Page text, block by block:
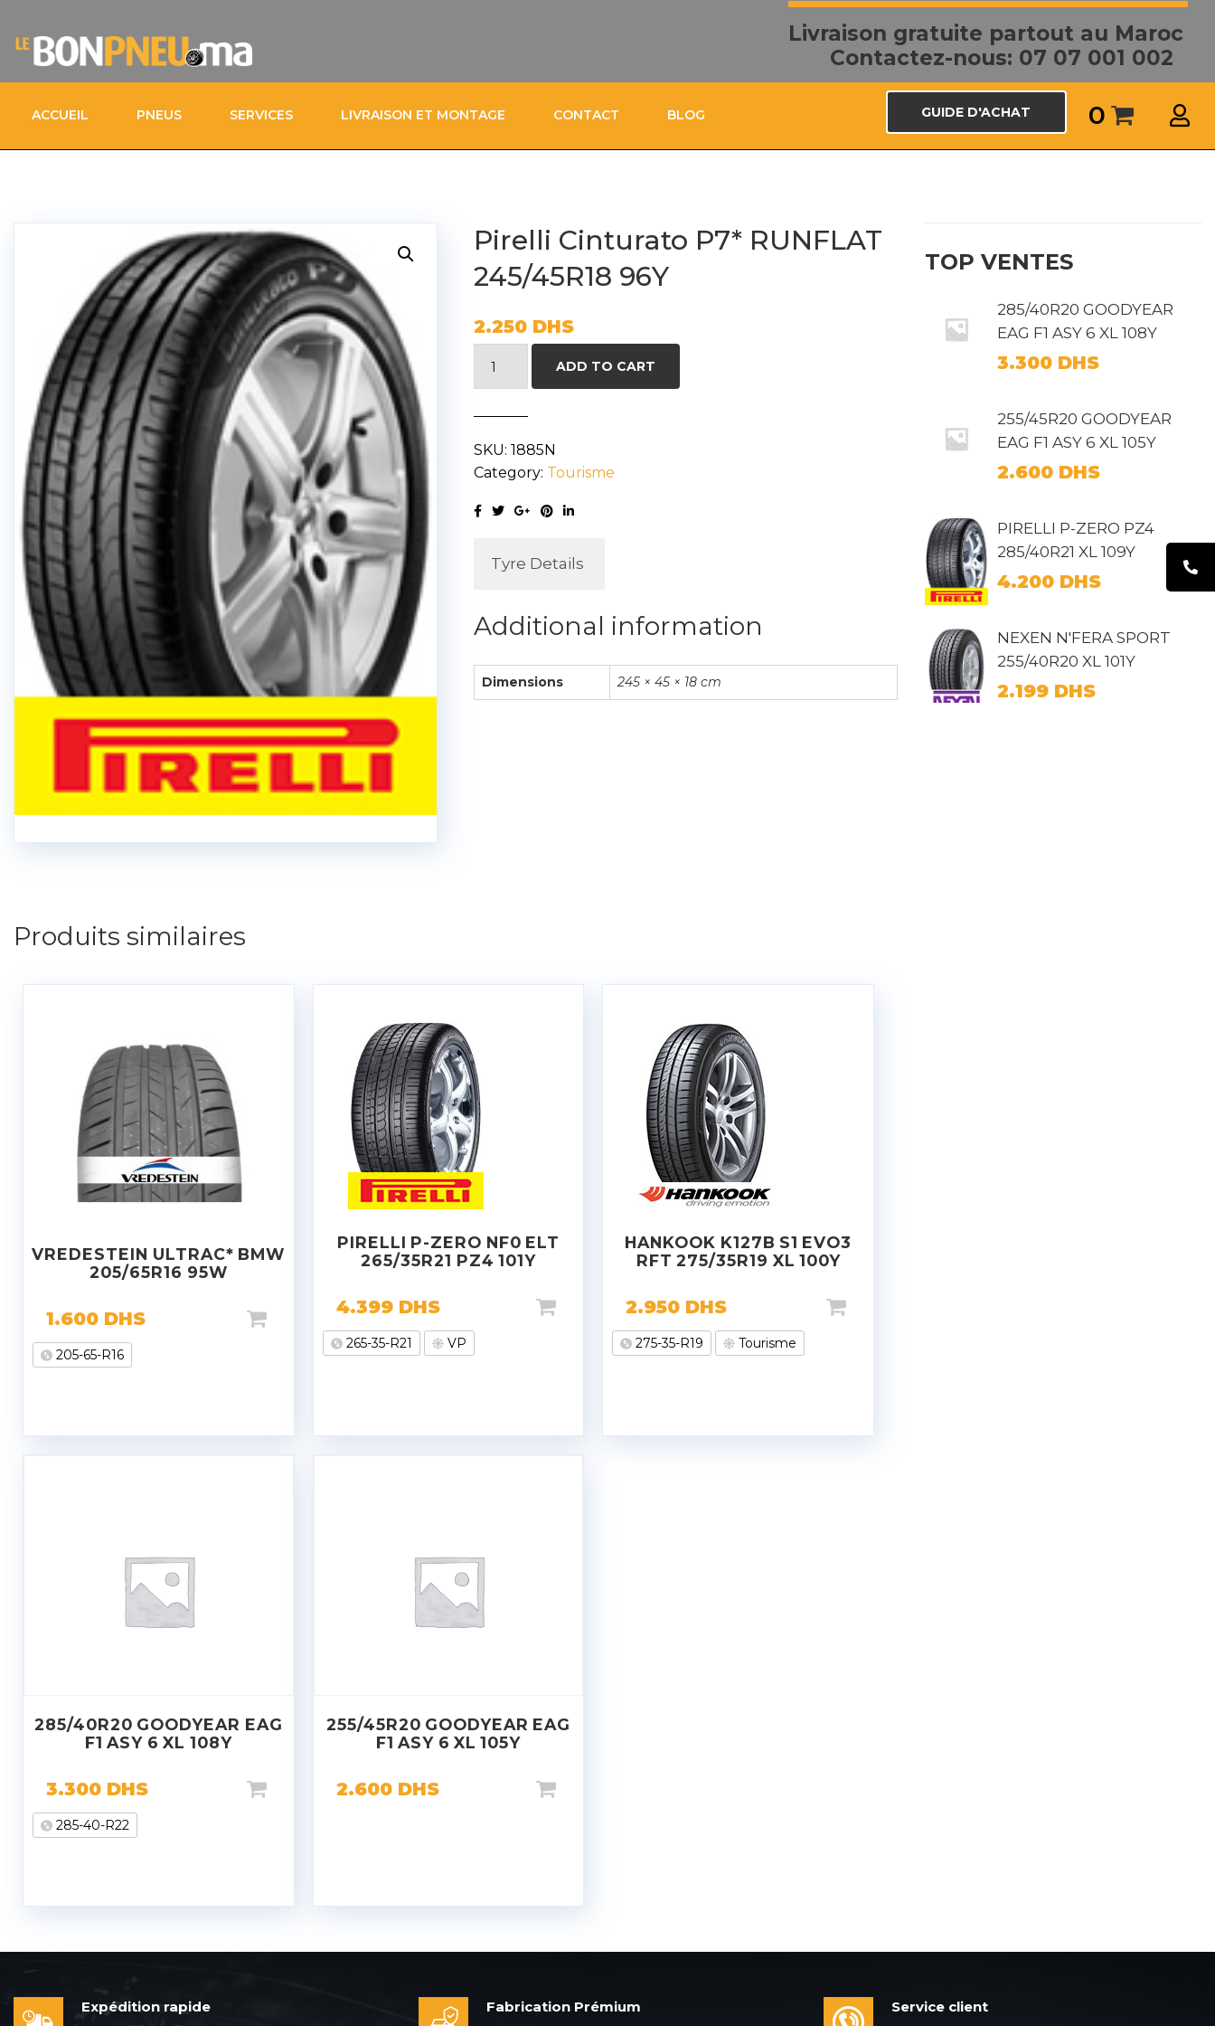
Livraison gratuite partout au Maroc
Contactez-nous: 07 07 001 002
ACCUEIL PNEUS SERVICES LIVRAISON ET MONTAGE CONTACT BLOG GUIDE D'ACHAT 0
Pirelli Cinturato P7* RUNFLAT
245/45R18 96Y
2.250 DHS
245/45R18
96Y
quantity
ADD TO CART
SKU: 1885N
Category: Tourisme
Tyre Details
Additional information
Dimensions 245 × 45 × 18 cm
Produits similaires
VREDESTEIN ULTRAC* BMW
205/65R16 95W
1.600 DHS
205-65-R16
PIRELLI P-ZERO NF0 ELT
265/35R21 PZ4 101Y
4.399 DHS
265-35-R21 VP
HANKOOK K127B S1 EVO3
RFT 275/35R19 XL 100Y
2.950 DHS
275-35-R19 Tourisme
285/40R20 GOODYEAR EAG
F1 ASY 6 XL 108Y
3.300 DHS
285-40-R22
255/45R20 GOODYEAR EAG
F1 ASY 6 XL 105Y
2.600 DHS
TOP VENTES
285/40R20 GOODYEAR
EAG F1 ASY 6 XL 108Y
3.300 DHS
255/45R20 GOODYEAR
EAG F1 ASY 6 XL 105Y
2.600 DHS
PIRELLI P-ZERO PZ4
285/40R21 XL 109Y
4.200 DHS
NEXEN N'FERA SPORT
255/40R20 XL 101Y
2.199 DHS
Expédition rapide Fabrication Prémium Service client